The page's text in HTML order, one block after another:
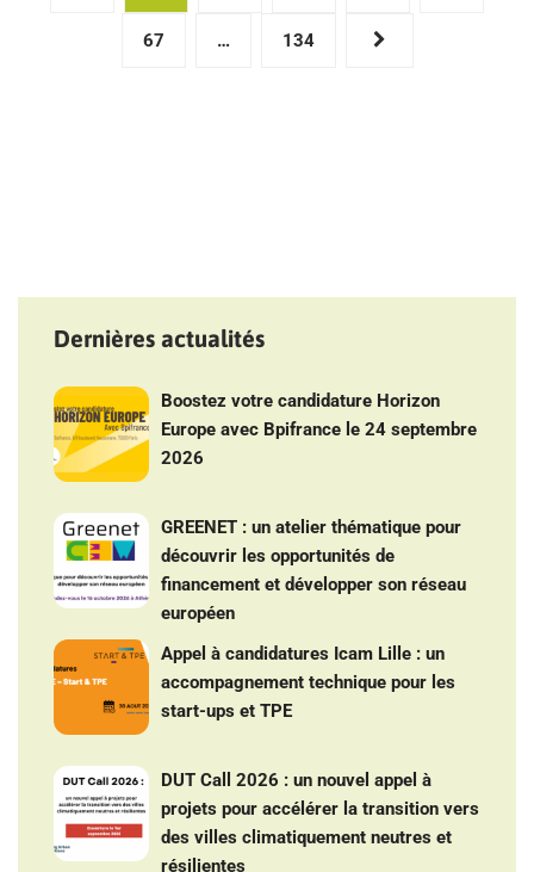
publications
67 … 134
Dernières actualités
Boostez votre candidature Horizon
Europe avec Bpifrance le 24 septembre
2026
GREENET : un atelier thématique pour
découvrir les opportunités de
financement et développer son réseau
européen
Appel à candidatures Icam Lille : un
accompagnement technique pour les
start-ups et TPE
DUT Call 2026 : un nouvel appel à
projets pour accélérer la transition vers
des villes climatiquement neutres et
résilientes